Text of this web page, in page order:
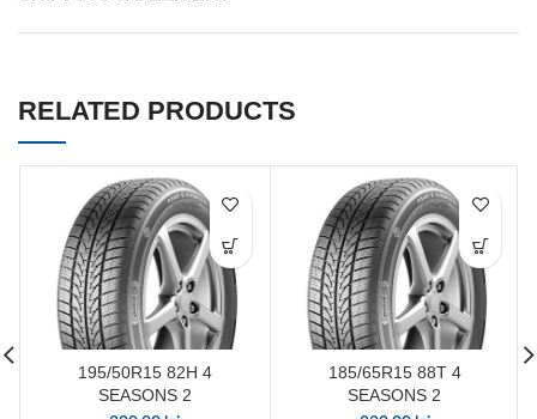
RELATED PRODUCTS
195/50R15 82H 4
SEASONS 2
185/65R15 88T 4
SEASONS 2